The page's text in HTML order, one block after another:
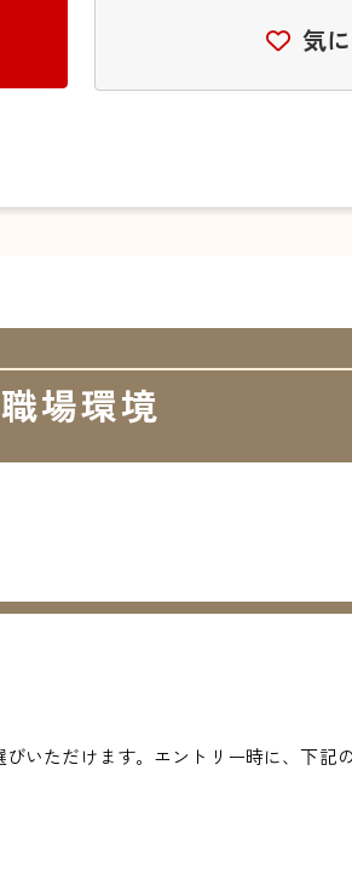
気
職場環境
いただけます。エントリー時に、下記